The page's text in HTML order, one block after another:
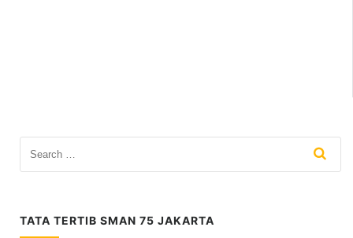
TATA TERTIB SMAN 75 JAKARTA